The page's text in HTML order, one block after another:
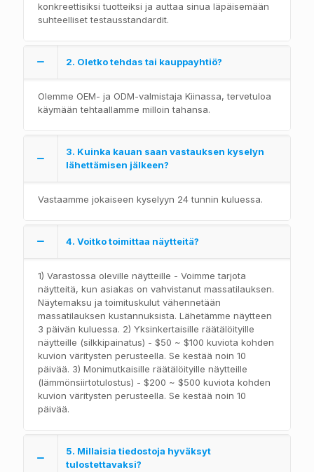
konkreettisiksi tuotteiksi ja auttaa sinua läpäisemään
suhteelliset testausstandardit.
2. Oletko tehdas tai kauppayhtiö?
Olemme OEM- ja ODM-valmistaja Kiinassa, tervetuloa
käymään tehtaallamme milloin tahansa.
3. Kuinka kauan saan vastauksen kyselyn
lähettämisen jälkeen?
Vastaamme jokaiseen kyselyyn 24 tunnin kuluessa.
4. Voitko toimittaa näytteitä?
1) Varastossa oleville näytteille - Voimme tarjota
näytteitä, kun asiakas on vahvistanut massatilauksen.
Näytemaksu ja toimituskulut vähennetään
massatilauksen kustannuksista. Lähetämme näytteen
3 päivän kuluessa. 2) Yksinkertaisille räätälöityille
näytteille (silkkipainatus) - $50 ~ $100 kuviota kohden
kuvion väritysten perusteella. Se kestää noin 10
päivää. 3) Monimutkaisille räätälöityille näytteille
(lämmönsiirtotulostus) - $200 ~ $500 kuviota kohden
kuvion väritysten perusteella. Se kestää noin 10
päivää.
5. Millaisia tiedostoja hyväksyt
tulostettavaksi?